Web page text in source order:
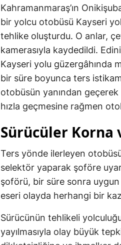
Kahramanmaraş’ın
bir yolcu otobüsü Kayseri
tehlike oluşturdu. O anlar,
kamerasıyla kaydedildi.
Kayseri yolu güzergâhında
bir süre boyunca ters
otobüsün yanından
hızla geçmesine rağmen
Sürücüler Korna
Ters yönde ilerleyen
selektör yaparak şoföre
şoförü, bir süre sonra
eseri olayda herhangi bir
Sürücünün tehlikeli
yayılmasıyla olay büyük